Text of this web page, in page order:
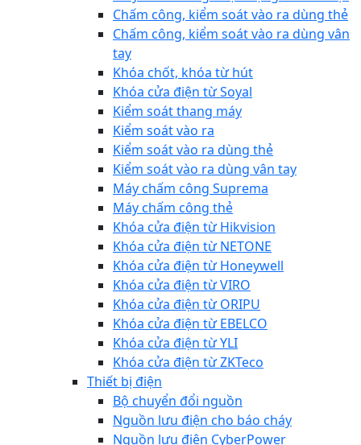
Chấm công, kiểm soát vào ra dùng thẻ
Chấm công, kiểm soát vào ra dùng vân
tay
Khóa chốt, khóa từ hút
Khóa cửa điện từ Soyal
Kiểm soát thang máy
Kiểm soát vào ra
Kiểm soát vào ra dùng thẻ
Kiểm soát vào ra dùng vân tay
Máy chấm công Suprema
Máy chấm công thẻ
Khóa cửa điện từ Hikvision
Khóa cửa điện từ NETONE
Khóa cửa điện từ Honeywell
Khóa cửa điện từ VIRO
Khóa cửa điện từ ORIPU
Khóa cửa điện từ EBELCO
Khóa cửa điện từ YLI
Khóa cửa điện từ ZKTeco
Thiết bị điện
Bộ chuyển đổi nguồn
Nguồn lưu điện cho báo cháy
Nguồn lưu điện CyberPower